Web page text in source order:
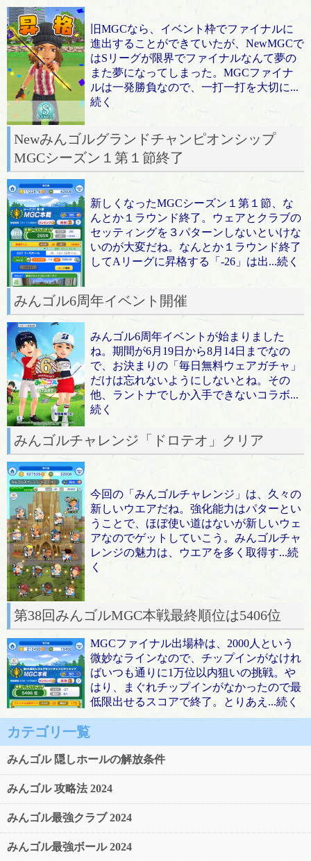
旧MGCなら、イベント枠でファイナルに
進出することができていたが、NewMGCで
はSリーグが限界でファイナルなんて夢の
また夢になってしまった。MGCファイナ
ルは一発勝負なので、一打一打を大切に...
続く
Newみんゴルグランドチャンピオンシップ
MGCシーズン１第１節終了
新しくなったMGCシーズン１第１節、な
んとか１ラウンド終了。ウェアとクラブの
セッティングを３パターンしないといけな
いのが大変だね。なんとか１ラウンド終了
してAリーグに昇格する「-26」は出...続く
みんゴル6周年イベント開催
みんゴル6周年イベントが始まりました
ね。期間が6月19日から8月14日までなの
で、お決まりの「毎日無料ウェアガチャ」
だけは忘れないようにしないとね。その
他、ラントナでしか入手できないコラボ...
続く
みんゴルチャレンジ「ドロテオ」クリア
今回の「みんゴルチャレンジ」は、久々の
新しいウエアだね。強化能力はパターとい
うことで、ほぼ使い道はないが新しいウェ
アなのでゲットしていこう。みんゴルチャ
レンジの魅力は、ウエアを多く取得す...続
く
第38回みんゴルMGC本戦最終順位は5406位
MGCファイナル出場枠は、2000人という
微妙なラインなので、チップインがなけれ
ばいつも通りに1万位以内狙いの挑戦。や
はり、まぐれチップインがなかったので最
低限出せるスコアで終了。とりあえ...続く
カテゴリ一覧
みんゴル 隠しホールの解放条件
みんゴル 攻略法 2024
みんゴル最強クラブ 2024
みんゴル最強ボール 2024